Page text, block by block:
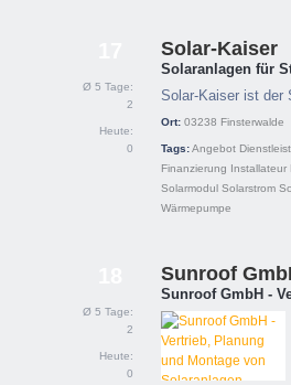
Ø 5 Tage:
2
Heute:
0
Solar-Kaiser
Solaranlagen für
Solar-Kaiser ist der
Ort: 03238 Finsterwalde
Tags:Angebot
Finanzierung Installateur
Solarmodul Solarstrom
Wärmepumpe
Ø 5 Tage:
2
Heute:
0
Sunroof
Sunroof GmbH -